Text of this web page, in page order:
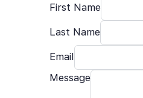
First Name
Last Name
Email
Message